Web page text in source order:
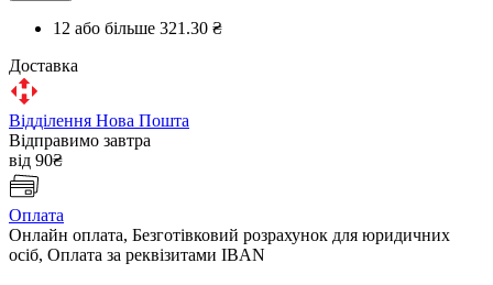
12 або більше 321.30 ₴
Доставка
Відділення Нова Пошта
Відправимо завтра
від 90₴
Оплата
Онлайн оплата, Безготівковий розрахунок для юридичних
осіб, Оплата за реквізитами IBAN